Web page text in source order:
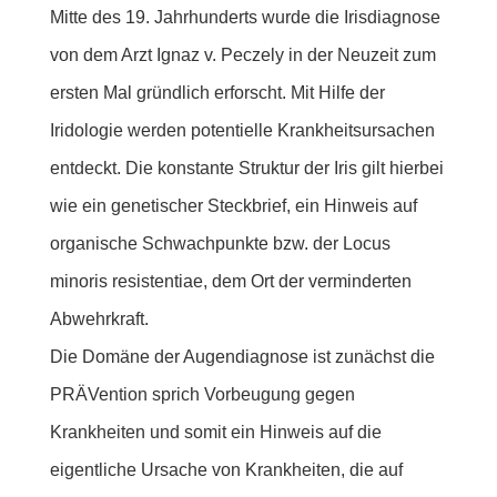
Mitte des 19. Jahrhunderts wurde die Irisdiagnose
von dem Arzt Ignaz v. Peczely in der Neuzeit zum
ersten Mal gründlich erforscht. Mit Hilfe der
Iridologie werden potentielle Krankheitsursachen
entdeckt. Die konstante Struktur der Iris gilt hierbei
wie ein genetischer Steckbrief, ein Hinweis auf
organische Schwachpunkte bzw. der Locus
minoris resistentiae, dem Ort der verminderten
Abwehrkraft.
Die Domäne der Augendiagnose ist zunächst die
PRÄVention sprich Vorbeugung gegen
Krankheiten und somit ein Hinweis auf die
eigentliche Ursache von Krankheiten, die auf